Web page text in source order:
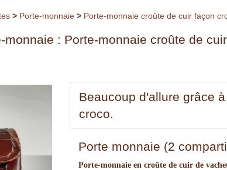
> Porte-monnaie > Porte-monnaie croûte de cuir façon
monnaie : Porte-monnaie croûte de
Beaucoup d'allure grâce
croco.
Porte monnaie (2
Porte-monnaie en croûte de cuir de